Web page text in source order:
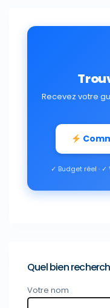
Recevez votre
✓ Budget réel ·
Quel bien
Votre nom